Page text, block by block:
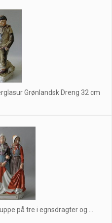
Grønlandsk Dreng 32 cm
på tre i egnsdragter og ...